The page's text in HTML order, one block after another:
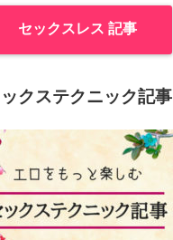
セックスレス 記事
クステクニック記事